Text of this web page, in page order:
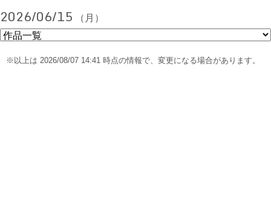
2026/06/15 （月）
※以上は 2026/08/07 14:41 時点の情報で、変更になる場合があります。